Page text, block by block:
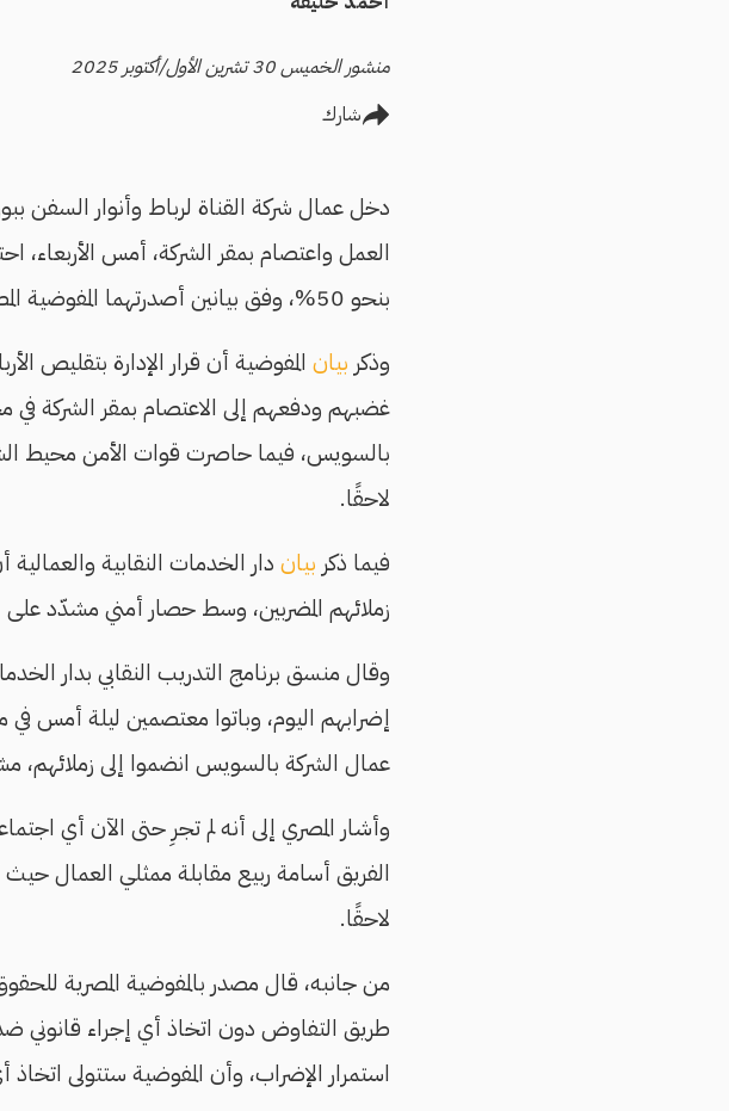
منشور الخميس 30 تشرين الأول/أكتوبر 2025
شارك
دخل عمال شركة القناة لرباط وأنوار السفن
العمل واعتصام بمقر الشركة، أمس الأربعاء،
بنحو 50%، وفق بيانين أصدرتهما المفوضية المصرية للحقوق والحريات، ودار الخدمات النقابية والعمالية.
وذكر بيان المفوضية أن قرار الإدارة بتقليص
غضبهم ودفعهم إلى الاعتصام بمقر الشركة
بالسويس، فيما حاصرت قوات الأمن محيط
لاحقًا.
فيما ذكر بيان دار الخدمات النقابية
زملائهم المضربين، وسط حصار أمني مشدّد
وقال منسق برنامج التدريب النقابي بدار
إضرابهم اليوم، وباتوا معتصمين ليلة أمس
عمال الشركة بالسويس انضموا إلى زملائهم، مشيرًا
وأشار المصري إلى أنه لم تجرِ حتى الآن أي
الفريق أسامة ربيع مقابلة ممثلي العمال
لاحقًا.
من جانبه، قال مصدر بالمفوضية المصرية
طريق التفاوض دون اتخاذ أي إجراء قانوني
استمرار الإضراب، وأن المفوضية ستتولى